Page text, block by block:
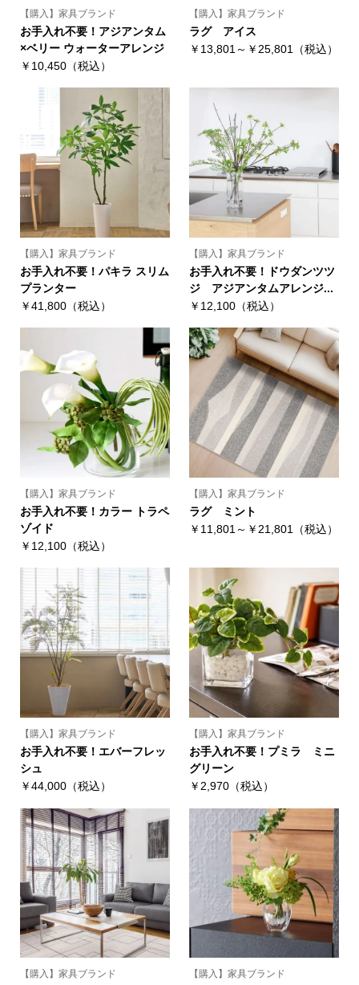
【購入】家具ブランド
お手入れ不要！アジアンタム
×ベリー ウォーターアレンジ
￥10,450（税込）
【購入】家具ブランド
ラグ アイス
￥13,801～￥25,801（税込）
【購入】家具ブランド
お手入れ不要！パキラ スリム
プランター
￥41,800（税込）
【購入】家具ブランド
お手入れ不要！ドウダンツツ
ジ アジアンタムアレンジ...
￥12,100（税込）
【購入】家具ブランド
お手入れ不要！カラー トラペ
ゾイド
￥12,100（税込）
【購入】家具ブランド
ラグ ミント
￥11,801～￥21,801（税込）
【購入】家具ブランド
お手入れ不要！エバーフレッ
シュ
￥44,000（税込）
【購入】家具ブランド
お手入れ不要！プミラ ミニ
グリーン
￥2,970（税込）
【購入】家具ブランド 【購入】家具ブランド